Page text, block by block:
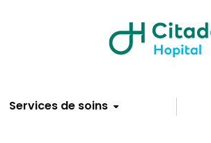
Services de soins